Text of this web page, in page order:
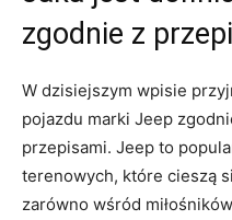
zgodnie z‌
W dzisiejszym wpisie
⁣pojazdu ⁢marki Jeep
przepisami.⁤ Jeep to⁣
terenowych, które cieszą‍
zarówno wśród